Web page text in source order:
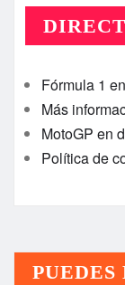
Fórmula 1
Más
MotoGP en
Política de